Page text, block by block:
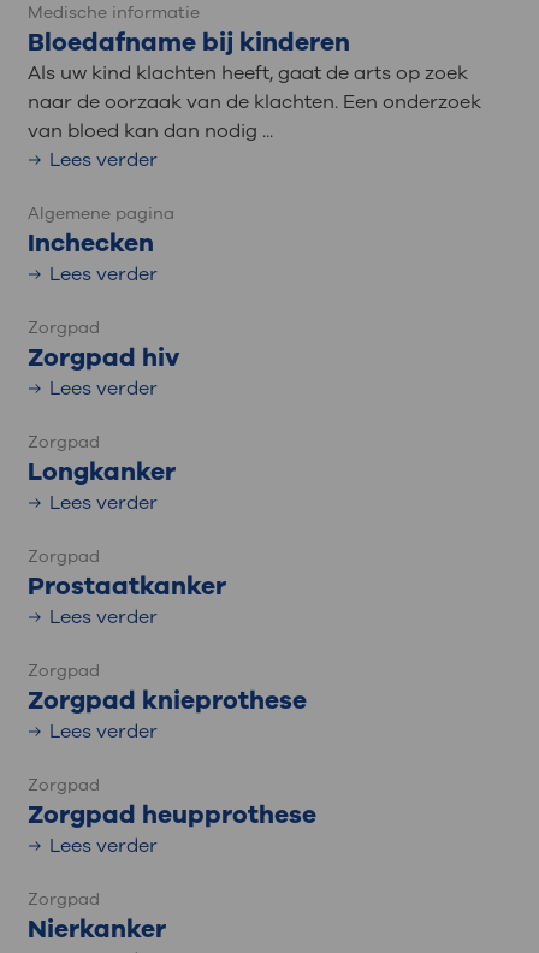
Medische informatie
Bloedafname bij kinderen
Als uw kind klachten heeft, gaat de arts op zoek
naar de oorzaak van de klachten. Een onderzoek
van bloed kan dan nodig ...
Lees verder
Algemene pagina
Inchecken
Lees verder
Zorgpad
Zorgpad hiv
Lees verder
Zorgpad
Longkanker
Lees verder
Zorgpad
Prostaatkanker
Lees verder
Zorgpad
Zorgpad knieprothese
Lees verder
Zorgpad
Zorgpad heupprothese
Lees verder
Zorgpad
Nierkanker